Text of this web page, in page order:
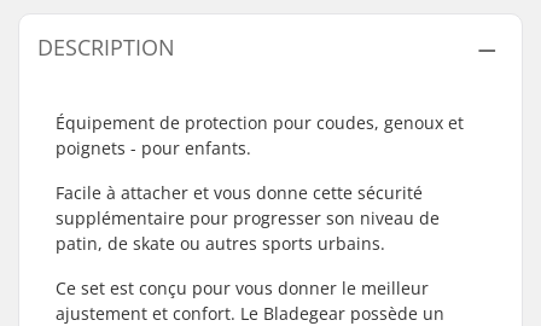
DESCRIPTION
Équipement de protection pour coudes, genoux et
poignets - pour enfants.
Facile à attacher et vous donne cette sécurité
supplémentaire pour progresser son niveau de
patin, de skate ou autres sports urbains.
Ce set est conçu pour vous donner le meilleur
ajustement et confort. Le Bladegear possède un